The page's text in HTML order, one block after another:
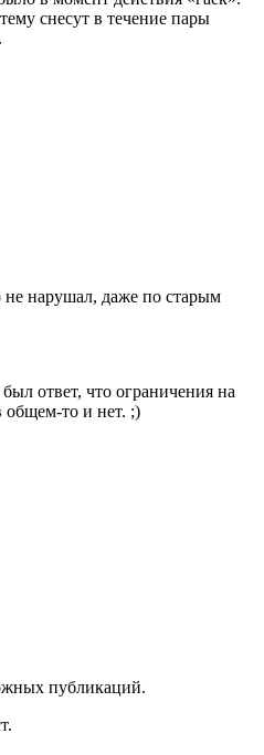
снесут в течение пары
не нарушал, даже по старым
ответ, что ограничения на
общем-то и нет. ;)
публикаций.